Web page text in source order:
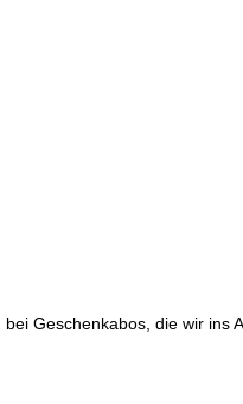
Geschenkabos, die wir ins